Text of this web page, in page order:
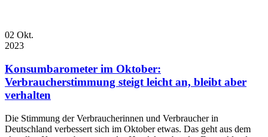
02 Okt.
2023
Konsumbarometer im Oktober:
Verbraucherstimmung steigt leicht an, bleibt aber
verhalten
Die Stimmung der Verbraucherinnen und Verbraucher in
Deutschland verbessert sich im Oktober etwas. Das geht aus dem